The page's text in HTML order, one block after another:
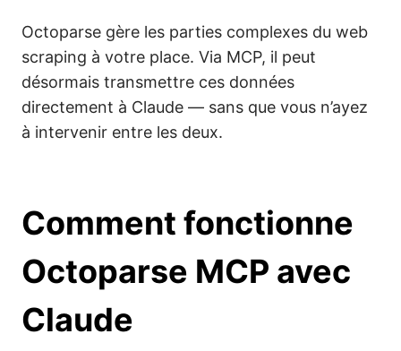
Octoparse gère les parties complexes du web
scraping à votre place. Via MCP, il peut
désormais transmettre ces données
directement à Claude — sans que vous n’ayez
à intervenir entre les deux.
Comment fonctionne
Octoparse MCP avec
Claude